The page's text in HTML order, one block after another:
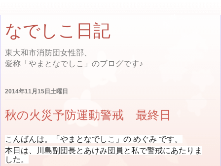
なでしこ日記
東大和市消防団女性部、
愛称「やまとなでしこ」のブログです♪
2014年11月15日土曜日
秋の火災予防運動警戒 最終日
こんばんは。「やまとなでしこ」の めぐみ です。
本日は、川島副団長とあけみ団員と私で警戒にあたりま
した。